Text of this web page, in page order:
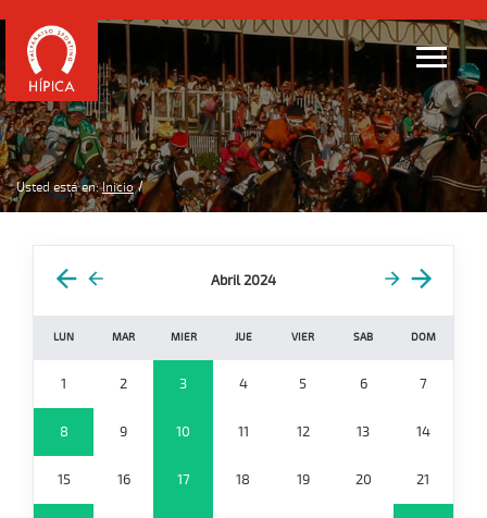
Usted está en: Inicio
Abril 2024
LUN MAR MIER JUE VIER SAB DOM
1 2 3 4 5 6 7
8 9 10 11 12 13 14
15 16 17 18 19 20 21